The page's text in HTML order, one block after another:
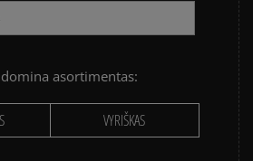
asortimentas:
VYRIŠKAS